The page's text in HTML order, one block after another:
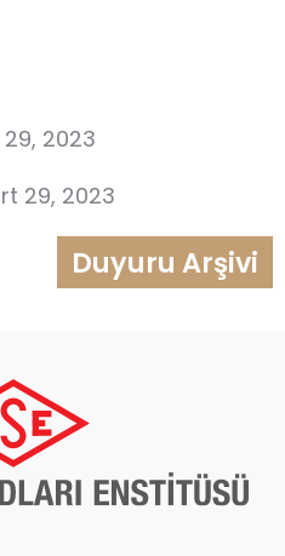
2023
29, 2023
Duyuru Arşivi